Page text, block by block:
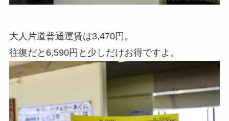
大人片道普通運賃は3,470円。
往復だと6,590円と少しだけお得ですよ。